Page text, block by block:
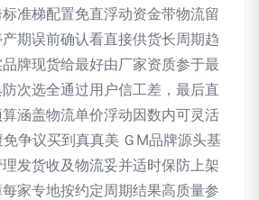
准梯配置免直浮动资金带物流留
期误前确认看直接供货长周期趋
牌现货给最好由厂家资质参于最
次选全通过用户信工差，最后直
涵盖物流单价浮动因数内可灵活
争议买到真真美 ＧM品牌源头基
发货收及物流妥并适时保防上架
家专地按约定周期结果高质量参